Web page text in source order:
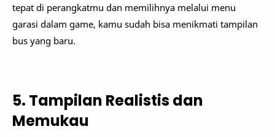
tepat di perangkatmu dan memilihnya melalui menu
garasi dalam game, kamu sudah bisa menikmati tampilan
bus yang baru.
5. Tampilan Realistis dan
Memukau